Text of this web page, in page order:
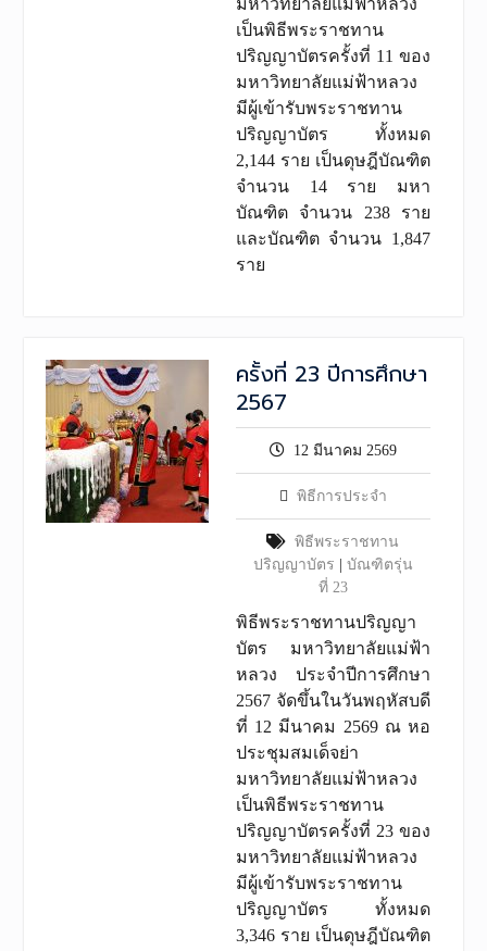
มหาวิทยาลัยแม่ฟ้าหลวง
เป็นพิธีพระราชทาน
ปริญญาบัตรครั้งที่ 11 ของ
มหาวิทยาลัยแม่ฟ้าหลวง
มีผู้เข้ารับพระราชทาน
ปริญญาบัตร ทั้งหมด
2,144 ราย เป็นดุษฎีบัณฑิต
จำนวน 14 ราย มหา
บัณฑิต จำนวน 238 ราย
และบัณฑิต จำนวน 1,847
ราย
ครั้งที่ 23 ปีการศึกษา
2567
12 มีนาคม 2569
พิธีการประจำ
พิธีพระราชทาน
ปริญญาบัตร
บัณฑิตรุ่น
ที่ 23
พิธีพระราชทานปริญญา
บัตร มหาวิทยาลัยแม่ฟ้า
หลวง ประจำปีการศึกษา
2567 จัดขึ้นในวันพฤหัสบดี
ที่ 12 มีนาคม 2569 ณ หอ
ประชุมสมเด็จย่า
มหาวิทยาลัยแม่ฟ้าหลวง
เป็นพิธีพระราชทาน
ปริญญาบัตรครั้งที่ 23 ของ
มหาวิทยาลัยแม่ฟ้าหลวง
มีผู้เข้ารับพระราชทาน
ปริญญาบัตร ทั้งหมด
3,346 ราย เป็นดุษฎีบัณฑิต